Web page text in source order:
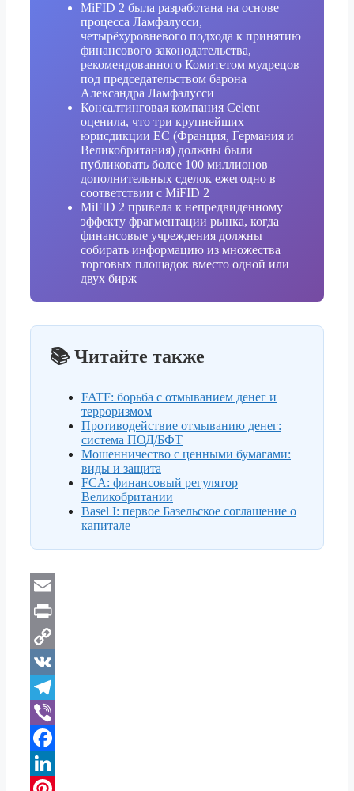
MiFID 2 была разработана на основе
процесса Ламфалусси,
четырёхуровневого подхода к принятию
финансового законодательства,
рекомендованного Комитетом мудрецов
под председательством барона
Александра Ламфалусси
Консалтинговая компания Celent
оценила, что три крупнейших
юрисдикции ЕС (Франция, Германия и
Великобритания) должны были
публиковать более 100 миллионов
дополнительных сделок ежегодно в
соответствии с MiFID 2
MiFID 2 привела к непредвиденному
эффекту фрагментации рынка, когда
финансовые учреждения должны
собирать информацию из множества
торговых площадок вместо одной или
двух бирж
📚 Читайте также
FATF: борьба с отмыванием денег и
терроризмом
Противодействие отмыванию денег:
система ПОД/БФТ
Мошенничество с ценными бумагами:
виды и защита
FCA: финансовый регулятор
Великобритании
Basel I: первое Базельское соглашение о
капитале
E
m
a
P
n
C
o
p
y
L
V
K
T
eV
F